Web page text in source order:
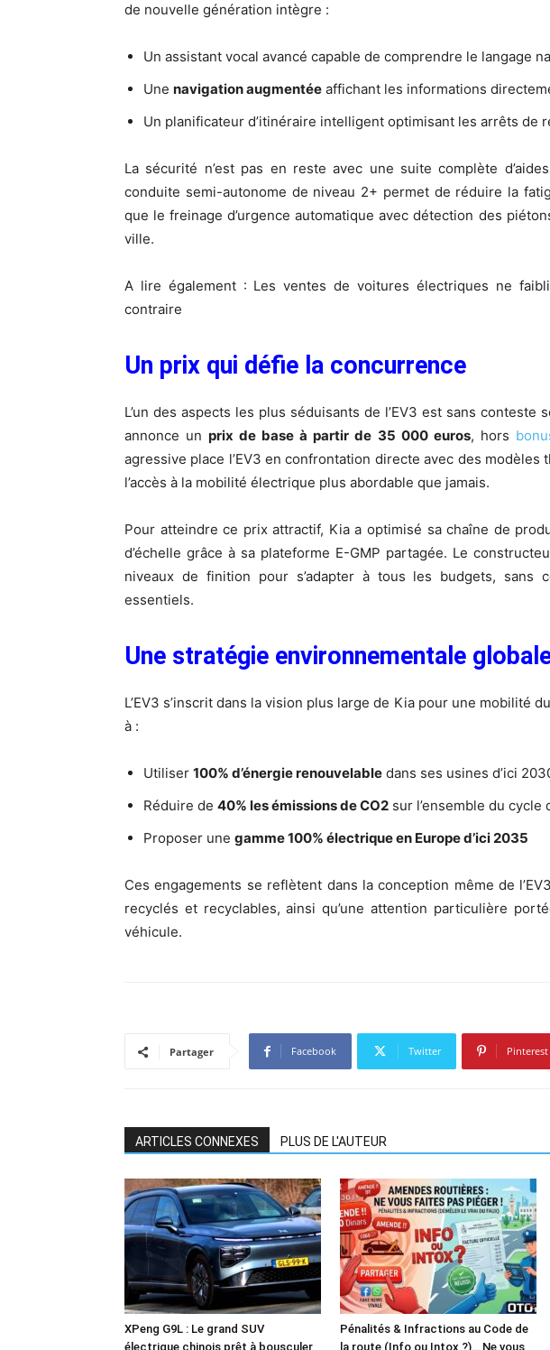
de nouvelle génération intègre :
Un assistant vocal avancé capable de comprendre le langage
Une navigation augmentée affichant les informations
Un planificateur d’itinéraire intelligent optimisant les arrêts de
La sécurité n’est pas en reste avec une suite complète
conduite semi-autonome de niveau 2+ permet de réduire la
que le freinage d’urgence automatique avec détection des
ville.
A lire également : Les ventes de voitures électriques ne
contraire
Un prix qui défie la concurrence
L’un des aspects les plus séduisants de l’EV3 est sans
annonce unprix de base à partir de 35 000 euros, hors
agressive place l’EV3 en confrontation directe avec des
l’accès à la mobilité électrique plus abordable que jamais.
Pour atteindre ce prix attractif, Kia a optimisé sa chaîne de
d’échelle grâce à sa plateforme E-GMP partagée. Le
niveaux de finition pour s’adapter à tous les budgets, sans
essentiels.
Une stratégie environnementale
L’EV3 s’inscrit dans la vision plus large de Kia pour une mobilité
à :
Utiliser 100% d’énergie renouvelable dans ses usines d’ici
Réduire de 40% les émissions de CO2 sur l’ensemble du
Proposer une gamme 100% électrique en Europe d’ici 2035
Ces engagements se reflètent dans la conception même de
recyclés et recyclables, ainsi qu’une attention particulière
véhicule.
Partager Facebook Twitter Pinterest
ARTICLES CONNEXES PLUS DE L'AUTEUR
XPeng G9L : Le grand SUV
électrique chinois prêt à bousculer
Pénalités & Infractions au Code de
la route (Info ou Intox ?)… Ne vous